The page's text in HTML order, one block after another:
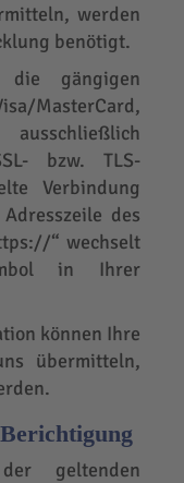
werden
benötigt.
die gängigen
bzw. TLS-
Verbindung
des
“ wechselt
in Ihrer
können Ihre
übermitteln,
geltenden